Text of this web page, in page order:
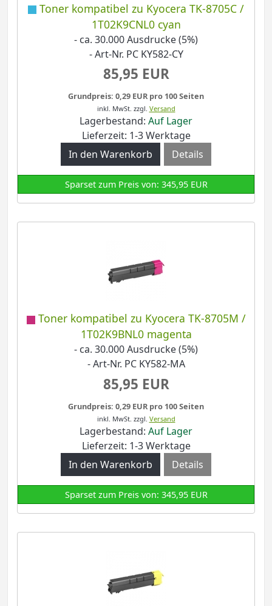
Toner kompatibel zu Kyocera TK-8705C /
1T02K9CNL0 cyan
- ca. 30.000 Ausdrucke (5%)
- Art-Nr. PC KY582-CY
85,95 EUR
Grundpreis: 0,29 EUR pro 100 Seiten
inkl. MwSt. zzgl. Versand
Lagerbestand: Auf Lager
Lieferzeit: 1-3 Werktage
Details
Sparset zum Preis von: 345,95 EUR
Toner kompatibel zu Kyocera TK-8705M /
1T02K9BNL0 magenta
- ca. 30.000 Ausdrucke (5%)
- Art-Nr. PC KY582-MA
85,95 EUR
Grundpreis: 0,29 EUR pro 100 Seiten
inkl. MwSt. zzgl. Versand
Lagerbestand: Auf Lager
Lieferzeit: 1-3 Werktage
Details
Sparset zum Preis von: 345,95 EUR